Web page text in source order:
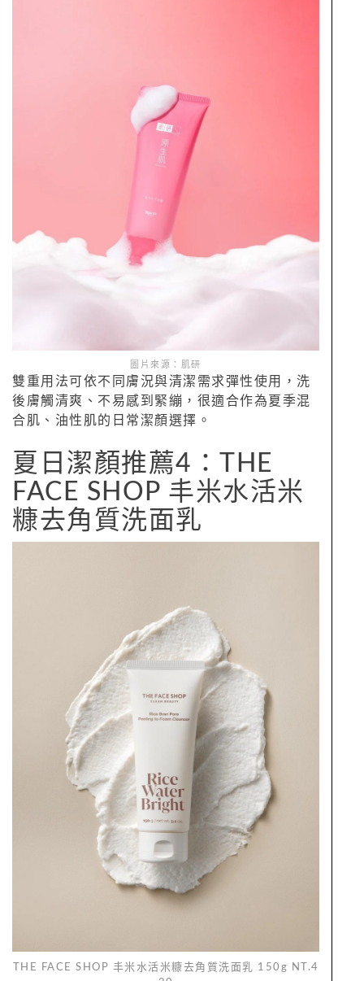
圖片來源：肌研
雙重用法可依不同膚況與清潔需求彈性使用，洗
後膚觸清爽、不易感到緊繃，很適合作為夏季混
合肌、油性肌的日常潔顏選擇。
夏日潔顏推薦4：THE
FACE SHOP 丰米水活米
糠去角質洗面乳
THE FACE SHOP 丰米水活米糠去角質洗面乳 150g NT.4